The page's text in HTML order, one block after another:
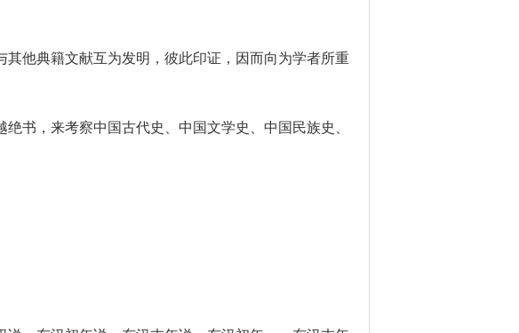
他典籍文献互为发明，彼此印证，因而向为学者所重
书，来考察中国古代史、中国文学史、中国民族史、